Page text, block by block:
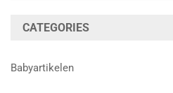
CATEGORIES
Babyartikelen